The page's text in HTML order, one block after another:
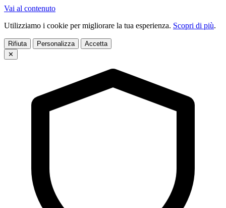
Vai al contenuto
Utilizziamo i cookie per migliorare la tua esperienza. Scopri di più.
Rifiuta Personalizza
Accetta
✕